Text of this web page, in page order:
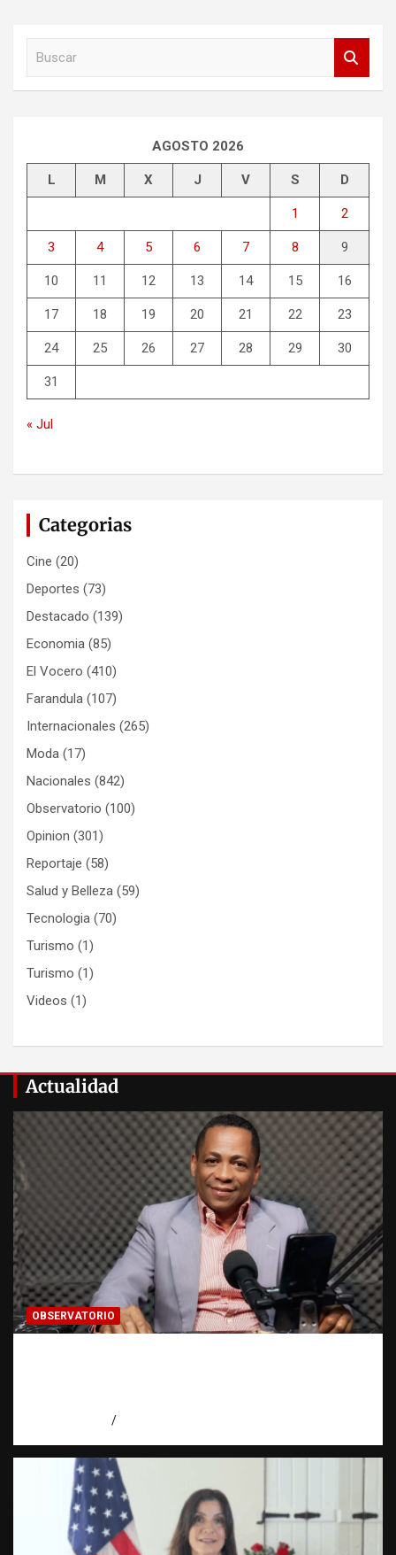
AGOSTO 2026
L M X J V S D
1 2
3 4 5 6 7 8 9
10 11 12 13 14 15 16
17 18 19 20 21 22 23
24 25 26 27 28 29 30
31
« Jul
Categorias
Cine (20)
Deportes (73)
Destacado (139)
Economia (85)
El Vocero (410)
Farandula (107)
Internacionales (265)
Moda (17)
Nacionales (842)
Observatorio (100)
Opinion (301)
Reportaje (58)
Salud y Belleza (59)
Tecnologia (70)
Turismo (1)
Turismo (1)
Videos (1)
Actualidad
OBSERVATORIO